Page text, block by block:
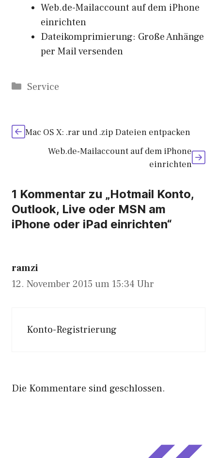
Web.de-Mailaccount auf dem iPhone
einrichten
Dateikomprimierung: Große Anhänge
per Mail versenden
Kategorien
Service
Mac OS X: .rar und .zip Dateien entpacken
Web.de-Mailaccount auf dem iPhone
einrichten
1 Kommentar zu „Hotmail Konto,
Outlook, Live oder MSN am
iPhone oder iPad einrichten“
ramzi
12. November 2015 um 15:34 Uhr
Konto-Registrierung
Die Kommentare sind geschlossen.